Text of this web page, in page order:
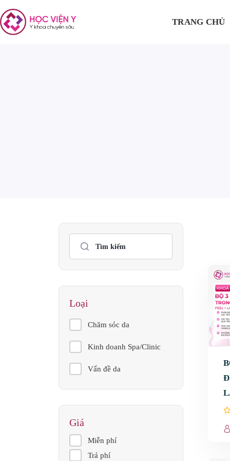
TRANG CHỦ
Loại
Chăm sóc da
Kinh doanh Spa/Clinic
Vấn đề da
Giá
Miễn phí
Trả phí